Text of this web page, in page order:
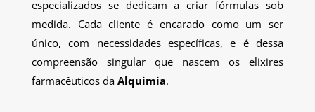
especializados se dedicam a criar fórmulas sob
medida. Cada cliente é encarado como um ser
único, com necessidades específicas, e é dessa
compreensão singular que nascem os elixires
farmacêuticos da Alquimia.